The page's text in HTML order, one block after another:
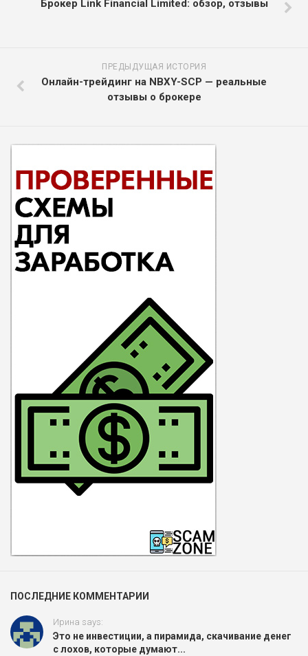
Брокер Link Financial Limited: обзор, отзывы
ПРЕДЫДУЩАЯ ИСТОРИЯ
Онлайн-трейдинг на NBXY-SCP — реальные
отзывы о брокере
ПОСЛЕДНИЕ КОММЕНТАРИИ
Ирина says:
Это не инвестиции, а пирамида, скачивание денег
с лохов, которые думают...